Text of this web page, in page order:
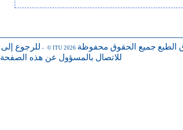
للرجوع - © ITU 2026 الطبع جميع الحقوق محفوظة
للاتصال بالمسؤول عن هذه الصفحة